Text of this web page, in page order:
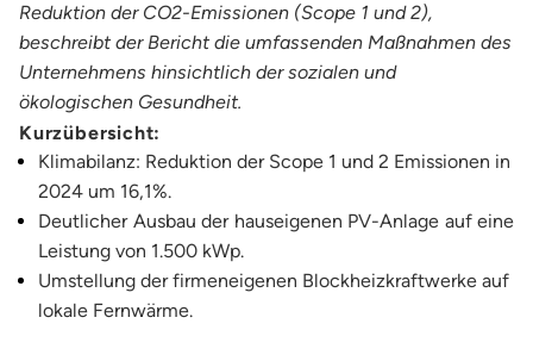
Reduktion der CO2-Emissionen (Scope 1 und 2),
beschreibt der Bericht die umfassenden Maßnahmen des
Unternehmens hinsichtlich der sozialen und
ökologischen Gesundheit.
Kurzübersicht:
Klimabilanz: Reduktion der Scope 1 und 2 Emissionen in
2024 um 16,1%.
Deutlicher Ausbau der hauseigenen PV-Anlage auf eine
Leistung von 1.500 kWp.
Umstellung der firmeneigenen Blockheizkraftwerke auf
lokale Fernwärme.